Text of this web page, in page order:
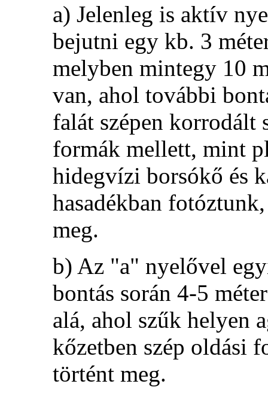
a) Jelenleg is aktív
bejutni egy kb. 3
melyben mintegy 10
van, ahol további
falát szépen korrodált
formák mellett, mint
hidegvízi borsókő és
hasadékban
meg.
b) Az "a" nyelővel
bontás során 4-5
alá, ahol szűk helyen
kőzetben szép oldási
történt meg.